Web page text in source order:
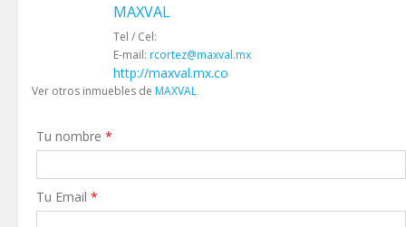
MAXVAL
Tel / Cel:
E-mail: rcortez@maxval.mx
http://maxval.mx.co
Ver otros inmuebles de MAXVAL
Tu nombre *
Tu Email *